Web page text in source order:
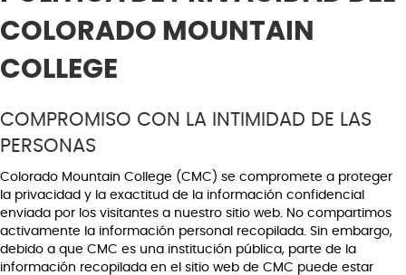
COLORADO MOUNTAIN
COLLEGE
COMPROMISO CON LA INTIMIDAD DE LAS
PERSONAS
Colorado Mountain College (CMC) se compromete a proteger
la privacidad y la exactitud de la información confidencial
enviada por los visitantes a nuestro sitio web. No compartimos
activamente la información personal recopilada. Sin embargo,
debido a que CMC es una institución pública, parte de la
información recopilada en el sitio web de CMC puede estar